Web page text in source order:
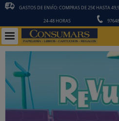
GASTOS DE ENVÍO: COMPRAS DE 25€ HASTA
24-48 HORAS